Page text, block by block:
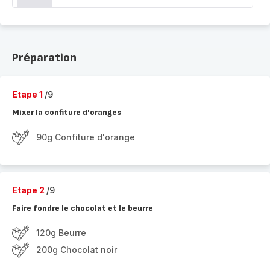
Préparation
Etape 1 /9
Mixer la confiture d'oranges
90g Confiture d'orange
Etape 2 /9
Faire fondre le chocolat et le beurre
120g Beurre
200g Chocolat noir